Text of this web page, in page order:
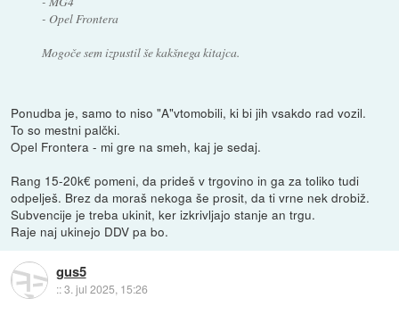
- Opel Frontera
Mogoče sem izpustil še kakšnega kitajca.
Ponudba je, samo to niso "A"vtomobili, ki bi jih vsakdo rad vozil.
To so mestni palčki.
Opel Frontera - mi gre na smeh, kaj je sedaj.
Rang 15-20k€ pomeni, da prideš v trgovino in ga za toliko tudi
odpelješ. Brez da moraš nekoga še prosit, da ti vrne nek drobiž.
Subvencije je treba ukinit, ker izkrivljajo stanje an trgu.
Raje naj ukinejo DDV pa bo.
gus5
::3. jul 2025, 15:26